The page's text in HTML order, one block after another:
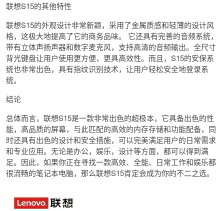
联想S15的其他特性
联想S15的外观设计非常新颖，采用了金属质感和轻薄的设计风
格，这极大地提高了它的商务品味。 它还具有完善的音频系统，
带有立体声扬声器和数字麦克风，支持高清的音频输出。全尺寸
背光键盘让用户使用更方便，更具高效性。而且，S15的安保系
统也非常出色，具有指纹识别技术，让用户轻松安全地登录系
统。
结论
总体而言，联想S15是一款非常出色的超极本，它具备出色的性
能，高品质的屏幕，与此匹配的高效的内存存储和功能配备，同
时还具有出色的设计和安全措施，可以完美满足用户的日常需求
和专业应用。无论是办公，娱乐，设计等方面，都可以得到满
足。因此，如果你正在寻找一款高效、全能、日常工作和娱乐都
很流畅的笔记本电脑，那么联想S15肯定会成为你的不二之选。